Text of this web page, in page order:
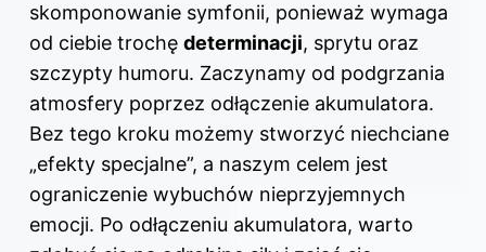
skomponowanie symfonii, ponieważ wymaga
od ciebie trochę determinacji, sprytu oraz
szczypty humoru. Zaczynamy od podgrzania
atmosfery poprzez odłączenie akumulatora.
Bez tego kroku możemy stworzyć niechciane
„efekty specjalne”, a naszym celem jest
ograniczenie wybuchów nieprzyjemnych
emocji. Po odłączeniu akumulatora, warto